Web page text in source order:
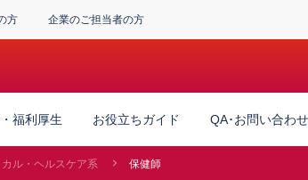
方 企業のご担当者の方
福利厚生 お役立ちガイド QA･お問い合わせ
カル・ヘルスケア系 保健師